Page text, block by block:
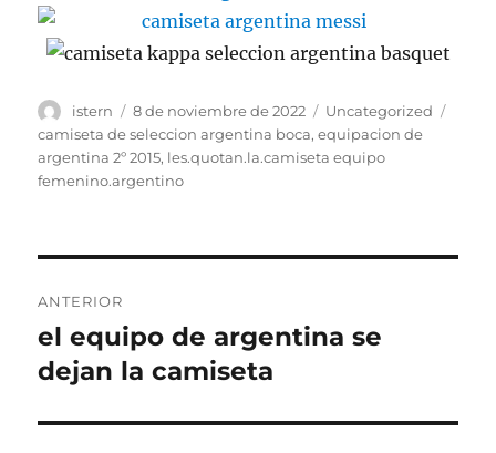
Autor
istern
Publicado
el
8 de noviembre de 2022 Categorías
Uncategorized
camiseta de seleccion argentina boca,equipacion de
argentina 2º 2015, les.quotan.la.camiseta equipo
femenino.argentino
de
entradas
ANTERIOR
Entrada
anterior:
el equipo de argentina se
dejan la camiseta